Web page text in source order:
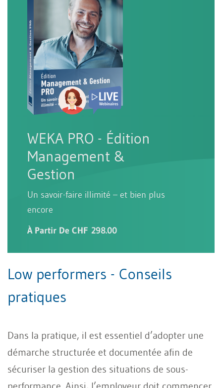
WEKA PRO - Édition
Management &
Gestion
Un savoir-faire illimité – et bien plus
encore
À Partir De CHF 298.00
Low performers - Conseils
pratiques
Dans la pratique, il est essentiel d’adopter une
démarche structurée et documentée afin de
sécuriser la gestion des situations de sous-